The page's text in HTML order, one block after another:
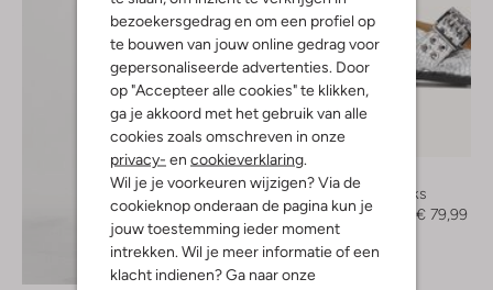
bezoekersgedrag en om een profiel op
te bouwen van jouw online gedrag voor
gepersonaliseerde advertenties. Door
op "Accepteer alle cookies" te klikken,
ga je akkoord met het gebruik van alle
cookies zoals omschreven in onze
privacy- en cookieverklaring.
Wil je je voorkeuren wijzigen? Via de
cookieknop onderaan de pagina kun je
jouw toestemming ieder moment
intrekken. Wil je meer informatie of een
klacht indienen? Ga naar onze
Ontdek de look
Toral
Slingbacks
€ 199,99
€ 79,99